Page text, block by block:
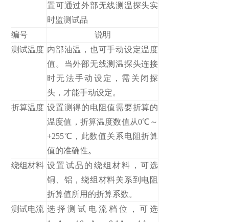
置可通过外部无线测温探头实
时监测试品
编号
说明
测试温度 内部油温，也可手动设定温度
值。当外部无线测温探头连接
时无法手动设定，需关闭探
头，才能手动设定。
折算温度 设置测得的电阻值需要折算的
温度值，折算温度数值从0℃～
+255℃，此数值关系电阻折算
值的准确性。
绕组材料 设置试品的绕组材料，可选
铜、铝，绕组材料关系到电阻
折算值所用的折算系数。
测试电流 选择测试电流档位，可选